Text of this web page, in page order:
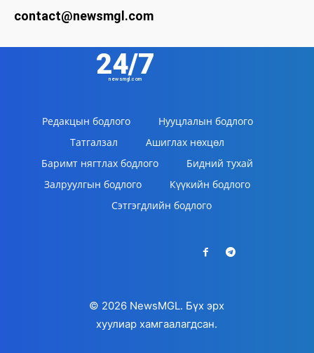
contact@newsmgl.com
24/7
newsmgl.com
Редакцын бодлого
Нууцлалын бодлого
Татгалзал
Ашиглах нөхцөл
Баримт нягтлах бодлого
Бидний тухай
Залруулгын бодлого
Күүкийн бодлого
Сэтгэгдлийн бодлого
© 2026 NewsMGL. Бүх эрх
хуулиар хамгаалагдсан.